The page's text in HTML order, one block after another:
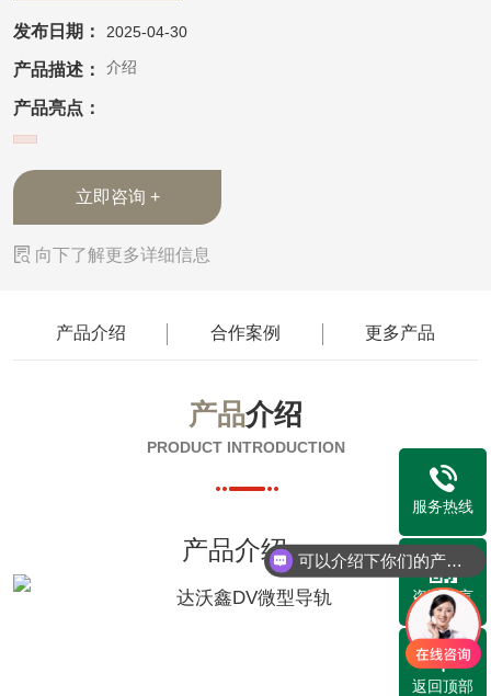
发布日期： 2025-04-30
产品描述：产品介绍
产品亮点：
立即咨询 +
 向下了解更多详细信息
产品介绍 合作案例 更多产品
产品介绍
PRODUCT INTRODUCTION
产品介绍
服务热线
咨询留言
返回顶部
可以介绍下你们的产品么？